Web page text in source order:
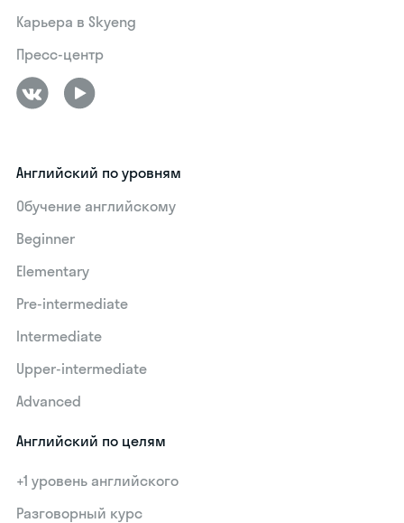
Карьера в Skyeng
Пресс-центр
Английский по уровням
Обучение английскому
Beginner
Elementary
Pre-intermediate
Intermediate
Upper-intermediate
Advanced
Английский по целям
+1 уровень английского
Разговорный курс